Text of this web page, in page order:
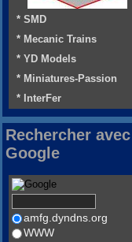
* SMD
* Mecanic Trains
* YD Models
* Miniatures-Passion
* InterFer
Rechercher avec
Google
amfg.dyndns.org
WWW